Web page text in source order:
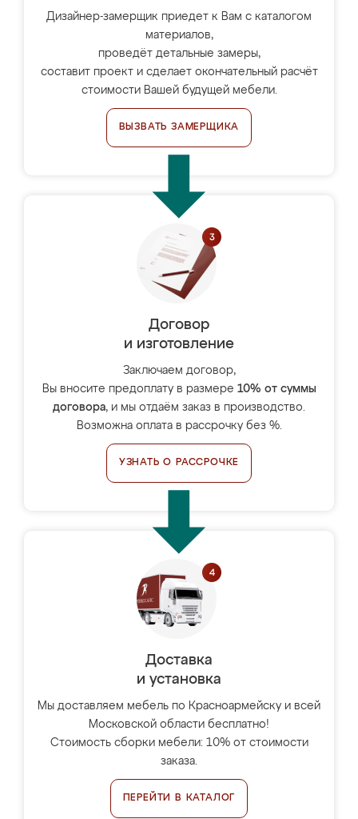
Дизайнер-замерщик приедет к Вам с каталогом
материалов,
проведёт детальные замеры,
составит проект и сделает окончательный расчёт
стоимости Вашей будущей мебели.
ВЫЗВАТЬ ЗАМЕРЩИКА
Договор
и изготовление
Заключаем договор,
Вы вносите предоплату в размере 10% от суммы
договора, и мы отдаём заказ в производство.
Возможна оплата в рассрочку без %.
УЗНАТЬ О РАССРОЧКЕ
Доставка
и установка
Мы доставляем мебель по Красноармейску и всей
Московской области бесплатно!
Стоимость сборки мебели: 10% от стоимости
заказа.
ПЕРЕЙТИ В КАТАЛОГ